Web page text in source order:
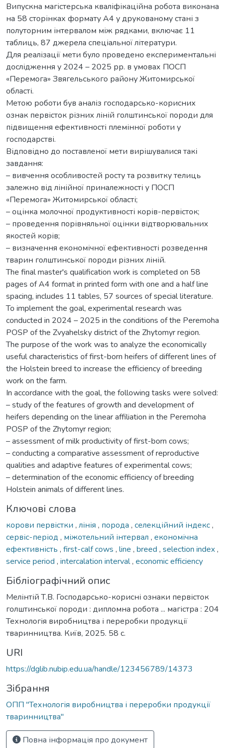
Випускна магістерська кваліфікаційна робота виконана
на 58 сторінках формату А4 у друкованому стані з
полуторним інтервалом між рядками, включає 11
таблиць, 87 джерела спеціальної літератури.
Для реалізації мети було проведено експериментальні
дослідження у 2024 – 2025 рр. в умовах ПОСП
«Перемога» Звягельського району Житомирської
області.
Метою роботи був аналіз господарсько-корисних
ознак первісток різних ліній голштинської породи для
підвищення ефективності племінної роботи у
господарстві.
Відповідно до поставленої мети вирішувалися такі
завдання:
– вивчення особливостей росту та розвитку телиць
залежно від лінійної приналежності у ПОСП
«Перемога» Житомирської області;
– оцінка молочної продуктивності корів-первісток;
– проведення порівняльної оцінки відтворювальних
якостей корів;
– визначення економічної ефективності розведення
тварин голштинської породи різних ліній.
The final master's qualification work is completed on 58
pages of A4 format in printed form with one and a half line
spacing, includes 11 tables, 57 sources of special literature.
To implement the goal, experimental research was
conducted in 2024 – 2025 in the conditions of the Peremoha
POSP of the Zvyahelsky district of the Zhytomyr region.
The purpose of the work was to analyze the economically
useful characteristics of first-born heifers of different lines of
the Holstein breed to increase the efficiency of breeding
work on the farm.
In accordance with the goal, the following tasks were solved:
– study of the features of growth and development of
heifers depending on the linear affiliation in the Peremoha
POSP of the Zhytomyr region;
– assessment of milk productivity of first-born cows;
– conducting a comparative assessment of reproductive
qualities and adaptive features of experimental cows;
– determination of the economic efficiency of breeding
Holstein animals of different lines.
Ключові слова
корови первістки , лінія , порода , селекційний індекс,
сервіс-період , міжотельний інтервал , економічна
ефективність , first-calf cows , line , breed , selection index,
service period , intercalation interval, economic efficiency
Бібліографічний опис
Мелінтій Т.В. Господарсько-корисні ознаки первісток
голштинської породи : дипломна робота ... магістра : 204
Технологія виробництва і переробки продукції
тваринництва. Київ, 2025. 58 с.
URI
https://dglib.nubip.edu.ua/handle/123456789/14373
Зібрання
ОПП "Технологія виробництва і переробки продукції
тваринництва"
Повна інформація про документ